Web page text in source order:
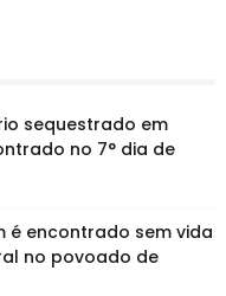
sequestrado em
no 7° dia de
é encontrado sem vida
no povoado de